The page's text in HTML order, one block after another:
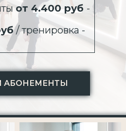
АБОНЕМЕНТЫ
от 4.400 руб -
/ тренировка -